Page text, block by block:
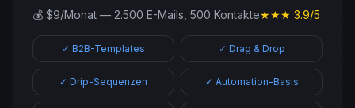
💰 $9/Monat — 2.500 E-Mails, 500 Kontakte★★★ 3.9/5
✓ B2B-Templates ✓ Drag & Drop
✓ Drip-Sequenzen ✓ Automation-Basis